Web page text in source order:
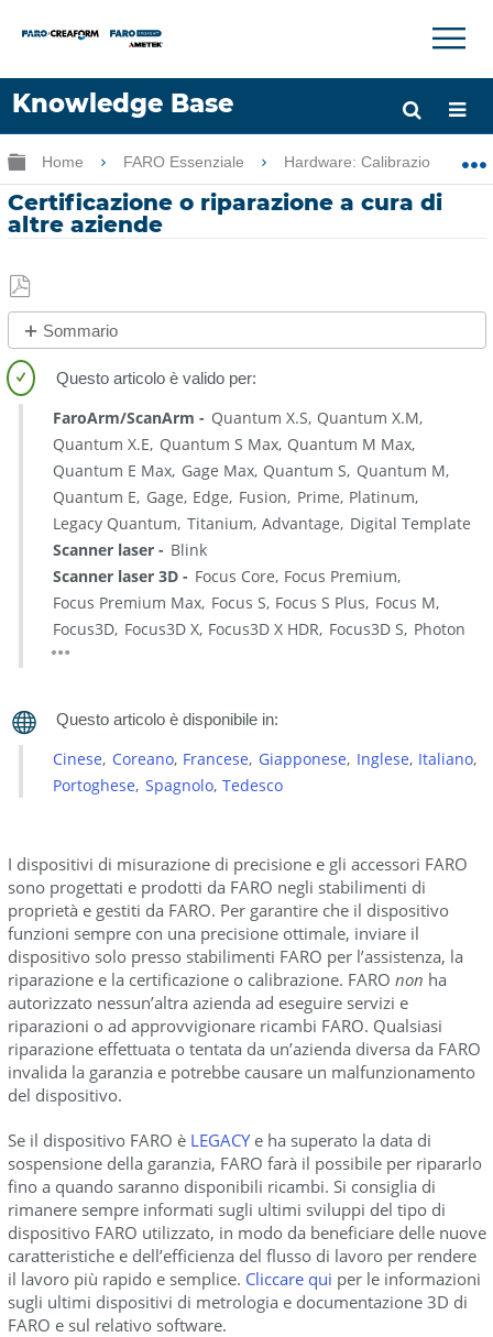
Knowledge Base
Lingua
Chiedere aiuto Accesso
×
Ingrandisci/riduci gerarchia globale
Home FARO Essenziale Hardware: Calibrazione-
Certificazione o riparazione a cura di
altre aziende
Salva
come
PDF
Sommario
anche
FaroArm/ScanArm Quantum X.S Quantum X.M
Quantum X.E Quantum S Max Quantum M Max
Quantum E Max Gage Max Quantum S Quantum M
Quantum E Gage Edge Fusion Prime Platinum
Legacy Quantum Titanium Advantage Digital Template
Scanner laser
Blink
Scanner laser 3D
Focus Core Focus Premium
Focus Premium Max Focus S Focus S Plus Focus M
Focus3D Focus3D X Focus3D X HDR Focus3D S Photon
Cinese Coreano Francese Giapponese Inglese Italiano
Portoghese Spagnolo Tedesco
I dispositivi di misurazione di precisione e gli accessori FARO
sono progettati e prodotti da FARO negli stabilimenti di
proprietà e gestiti da FARO. Per garantire che il dispositivo
funzioni sempre con una precisione ottimale, inviare il
dispositivo solo presso stabilimenti FARO per l’assistenza, la
riparazione e la certificazione o calibrazione. FARO non ha
autorizzato nessun’altra azienda ad eseguire servizi e
riparazioni o ad approvvigionare ricambi FARO. Qualsiasi
riparazione effettuata o tentata da un’azienda diversa da FARO
invalida la garanzia e potrebbe causare un malfunzionamento
del dispositivo.
Se il dispositivo FARO è LEGACYe ha superato la data di
sospensione della garanzia, FARO farà il possibile per ripararlo
fino a quando saranno disponibili ricambi. Si consiglia di
rimanere sempre informati sugli ultimi sviluppi del tipo di
dispositivo FARO utilizzato, in modo da beneficiare delle nuove
caratteristiche e dell’efficienza del flusso di lavoro per rendere
il lavoro più rapido e semplice. Cliccare qui per le informazioni
sugli ultimi dispositivi di metrologia e documentazione 3D di
FARO e sul relativo software.